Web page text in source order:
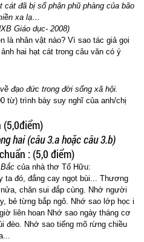
đã bị số phận phũ phàng của bão
xa lạ…
Giáo dục- 2008)
là nhân vật nào? Vì sao tác giả gọi
hai hạt cát trong câu văn có ý
đạo đức trong đời sống xã hội.
từ) trình bày suy nghĩ của anh/chị
hai (câu 3.a hoặc câu 3.b)
: (5,0 điểm)
Bắc của nhà thơ Tố Hữu:
ta đó, đắng cay ngọt bùi... Thương
chăn sui đắp cùng. Nhớ người
bẻ từng bắp ngô. Nhớ sao lớp học i
liên hoan Nhớ sao ngày tháng cơ
đèo. Nhớ sao tiếng mõ rừng chiều